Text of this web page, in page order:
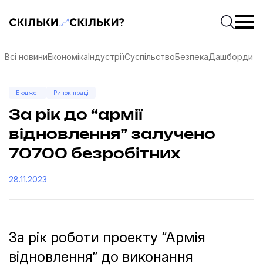
Скільки-скільки? — Медіа про суспільні даніПочати
Всі новиниЕкономікаІндустріїСуспільствоБезпекаДашборди
Бюджет Ринок праці
За рік до “армії
відновлення” залучено
70700 безробітних
28.11.2023
За рік роботи проекту “Армія
відновлення” до виконання